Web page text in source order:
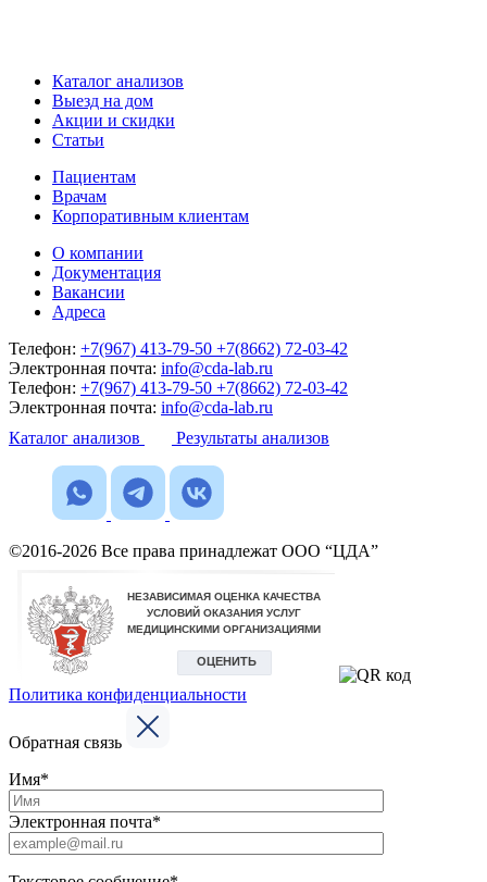
Каталог анализов
Выезд на дом
Акции и скидки
Статьи
Пациентам
Врачам
Корпоративным клиентам
О компании
Документация
Вакансии
Адреса
Телефон: +7(967) 413-79-50 +7(8662) 72-03-42
Электронная почта: info@cda-lab.ru
Телефон: +7(967) 413-79-50 +7(8662) 72-03-42
Электронная почта: info@cda-lab.ru
Каталог анализов
Результаты анализов
©2016-2026 Все права принадлежат ООО “ЦДА”
Политика конфиденциальности
Обратная связь
Имя*
Электронная почта*